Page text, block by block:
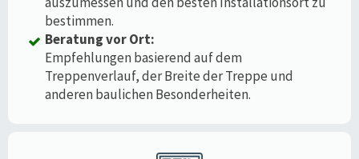
bestimmen.
Beratung vor Ort:
Empfehlungen basierend auf dem
Treppenverlauf, der Breite der Treppe und
anderen baulichen Besonderheiten.